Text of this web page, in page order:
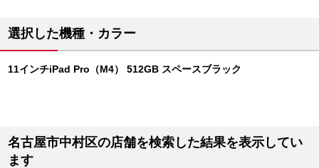
選択した機種・カラー
11インチiPad Pro（M4） 512GB スペースブラック
名古屋市中村区の店舗を検索した結果を表示してい
ます